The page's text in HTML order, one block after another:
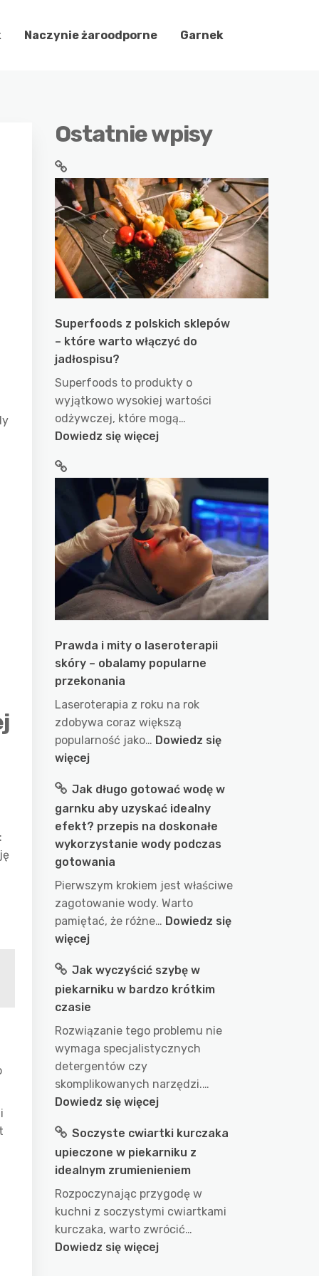
Naczynie żaroodporne Garnek
Ostatnie wpisy
Superfoods z polskich sklepów
– które warto włączyć do
jadłospisu?
Superfoods to produkty o
wyjątkowo wysokiej wartości
odżywczej, które mogą…
Dowiedz się więcej:
polskich
sklepów
–
które
warto
włączyć
do
jadłospisu?
Prawda i mity o laseroterapii
skóry – obalamy popularne
przekonania
Laseroterapia z roku na rok
zdobywa coraz większą
popularność jako… Dowiedz się
więcej:
i
mity
o
laseroterapii
skóry
–
obalamy
popularne
przekonania
Jak długo gotować wodę w
garnku aby uzyskać idealny
efekt? przepis na doskonałe
wykorzystanie wody podczas
gotowania
Pierwszym krokiem jest właściwe
zagotowanie wody. Warto
pamiętać, że różne… Dowiedz się
więcej:
długo
gotować
wodę
w
garnku
aby
uzyskać
idealny
przepis
na
doskonałe
wykorzystanie
wody
podczas
gotowania
Jak wyczyścić szybę w
piekarniku w bardzo krótkim
czasie
Rozwiązanie tego problemu nie
wymaga specjalistycznych
detergentów czy
skomplikowanych narzędzi.…
Dowiedz się więcej:
wyczyścić
szybę
w
piekarniku
w
bardzo
krótkim
Soczyste cwiartki kurczaka
upieczone w piekarniku z
idealnym zrumienieniem
Rozpoczynając przygodę w
kuchni z soczystymi cwiartkami
kurczaka, warto zwrócić…
Dowiedz się więcej: